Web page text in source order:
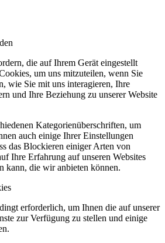
die auf Ihrem Gerät eingestellt
um uns mitzuteilen, wenn Sie
wie Sie mit uns interagieren, Ihre
und Ihre Beziehung zu unserer Website
Kategorienüberschriften, um
auch einige Ihrer Einstellungen
das Blockieren einiger Arten von
Ihre Erfahrung auf unseren Websites
kann, die wir anbieten können.
erforderlich, um Ihnen die auf unserer
zur Verfügung zu stellen und einige